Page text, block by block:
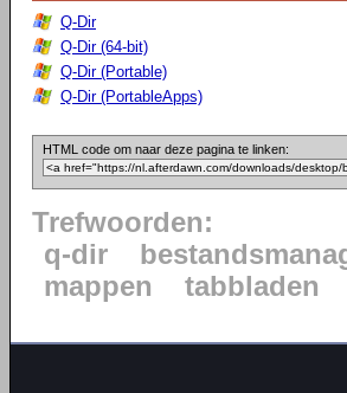
Q-Dir
Q-Dir (64-bit)
Q-Dir (Portable)
Q-Dir (PortableApps)
HTML code om naar deze pagina te linken:
Trefwoorden:
q-dir
mappen
tabbladen